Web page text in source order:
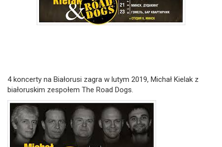
4 koncerty na Białorusi zagra w lutym 2019, Michał Kielak z
białoruskim zespołem The Road Dogs.